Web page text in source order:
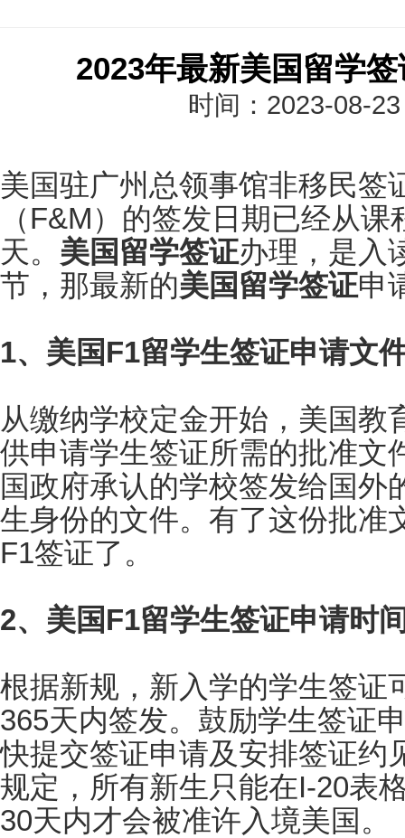
2023年最新美国留学
时间：2023-08-
美国驻广州总领事馆非移民签
（F&M）的签发日期已经从
天。 美国留学签证办理，是入
节，那最新的美国留学签证申
1、美国F1留学生签证申请文
从缴纳学校定金开始，美国教
供申请学生签证所需的批准文
国政府承认的学校签发给国外
生身份的文件。有了这份批准
F1签证了。
2、美国F1留学生签证申请时
根据新规，新入学的学生签证
365天内签发。鼓励学生签证
快提交签证申请及安排签证约
规定，所有新生只能在I-20表
30天内才会被准许入境美国。